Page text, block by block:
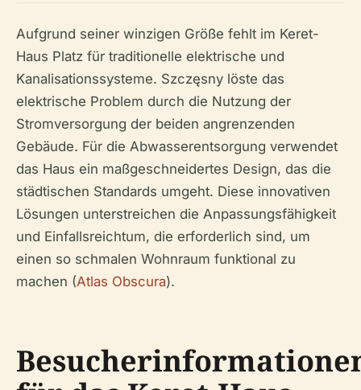
Aufgrund seiner winzigen Größe fehlt im Keret-
Haus Platz für traditionelle elektrische und
Kanalisationssysteme. Szczęsny löste das
elektrische Problem durch die Nutzung der
Stromversorgung der beiden angrenzenden
Gebäude. Für die Abwasserentsorgung verwendet
das Haus ein maßgeschneidertes Design, das die
städtischen Standards umgeht. Diese innovativen
Lösungen unterstreichen die Anpassungsfähigkeit
und Einfallsreichtum, die erforderlich sind, um
einen so schmalen Wohnraum funktional zu
machen (Atlas Obscura).